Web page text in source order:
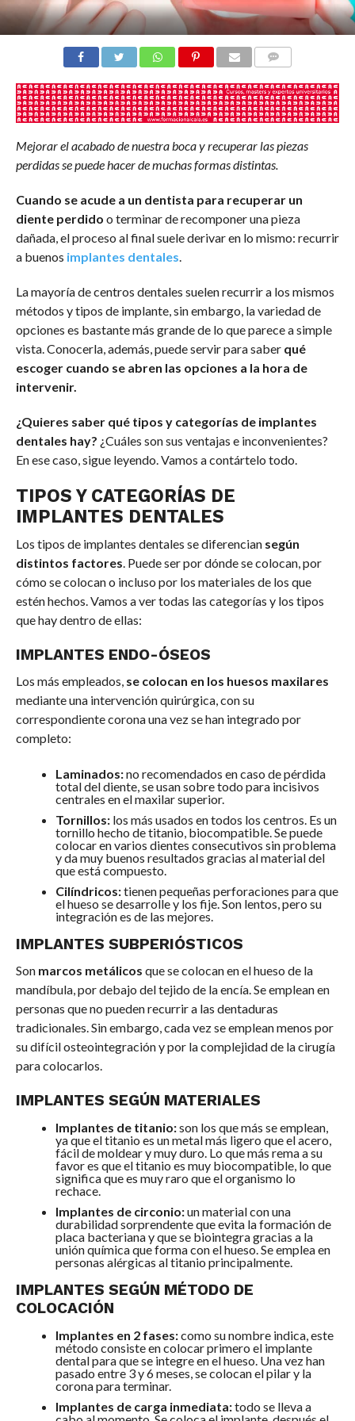
Mejorar el acabado de nuestra boca y recuperar las piezas
perdidas se puede hacer de muchas formas distintas.
Cuando se acude a un dentista para recuperar un
diente perdido o terminar de recomponer una pieza
dañada, el proceso al final suele derivar en lo mismo: recurrir
a buenos implantes dentales.
La mayoría de centros dentales suelen recurrir a los mismos
métodos y tipos de implante, sin embargo, la variedad de
opciones es bastante más grande de lo que parece a simple
vista. Conocerla, además, puede servir para saberqué
escoger cuando se abren las opciones a la hora de
intervenir.
¿Quieres saber qué tipos y categorías de implantes
dentales hay? ¿Cuáles son sus ventajas e inconvenientes?
En ese caso, sigue leyendo. Vamos a contártelo todo.
TIPOS Y CATEGORÍAS DE
IMPLANTES DENTALES
Los tipos de implantes dentales se diferenciansegún
distintos factores. Puede ser por dónde se colocan, por
cómo se colocan o incluso por los materiales de los que
estén hechos. Vamos a ver todas las categorías y los tipos
que hay dentro de ellas:
IMPLANTES ENDO-ÓSEOS
Los más empleados,se colocan en los huesos maxilares
mediante una intervención quirúrgica, con su
correspondiente corona una vez se han integrado por
completo:
Laminados:no recomendados en caso de pérdida
total del diente, se usan sobre todo para incisivos
centrales en el maxilar superior.
Tornillos: los más usados en todos los centros. Es un
tornillo hecho de titanio, biocompatible. Se puede
colocar en varios dientes consecutivos sin problema
y da muy buenos resultados gracias al material del
que está compuesto.
Cilíndricos:tienen pequeñas perforaciones para que
el hueso se desarrolle y los fije. Son lentos, pero su
integración es de las mejores.
IMPLANTES SUBPERIÓSTICOS
Son marcos metálicos que se colocan en el hueso de la
mandíbula, por debajo del tejido de la encía. Se emplean en
personas que no pueden recurrir a las dentaduras
tradicionales. Sin embargo, cada vez se emplean menos por
su difícil osteointegración y por la complejidad de la cirugía
para colocarlos.
IMPLANTES SEGÚN MATERIALES
Implantes de titanio:son los que más se emplean,
ya que el titanio es un metal más ligero que el acero,
fácil de moldear y muy duro. Lo que más rema a su
favor es que el titanio es muy biocompatible, lo que
significa que es muy raro que el organismo lo
rechace.
Implantes de circonio:un material con una
durabilidad sorprendente que evita la formación de
placa bacteriana y que se biointegra gracias a la
unión química que forma con el hueso. Se emplea en
personas alérgicas al titanio principalmente.
IMPLANTES SEGÚN MÉTODO DE
COLOCACIÓN
Implantes en 2 fases:como su nombre indica, este
método consiste en colocar primero el implante
dental para que se integre en el hueso. Una vez han
pasado entre 3 y 6 meses, se colocan el pilar y la
corona para terminar.
Implantes de carga inmediata:todo se lleva a